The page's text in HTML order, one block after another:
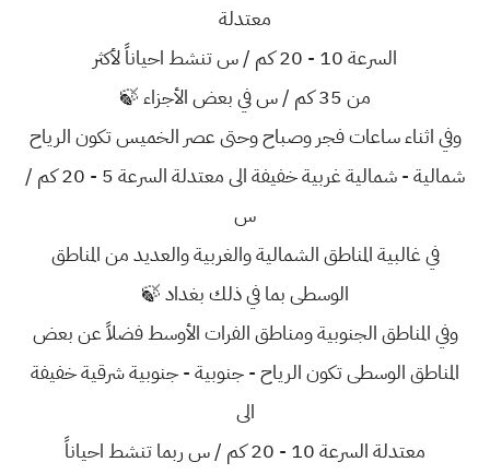
معتدلة
السرعة 10 - 20 كم / س تنشط احياناً لأكثر
من 35 كم / س في بعض الأجزاء 🍃
وفي اثناء ساعات فجر وصباح وحتى عصر الخميس تكون الرياح
شمالية - شمالية غربية خفيفة الى معتدلة السرعة 5 - 20 كم /
س
في غالبية المناطق الشمالية والغربية والعديد من المناطق
الوسطى بما في ذلك بغداد 🍃
وفي المناطق الجنوبية ومناطق الفرات الأوسط فضلاً عن بعض
المناطق الوسطى تكون الرياح - جنوبية - جنوبية شرقية خفيفة
الى
معتدلة السرعة 10 - 20 كم / س ربما تنشط احياناً